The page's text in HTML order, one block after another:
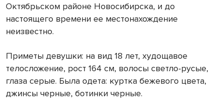
Октябрьском районе Новосибирска, и до
настоящего времени ее местонахождение
неизвестно.
Приметы девушки: на вид 18 лет, худощавое
телосложение, рост 164 см, волосы светло-русые,
глаза серые. Была одета: куртка бежевого цвета,
джинсы черные, ботинки черные.